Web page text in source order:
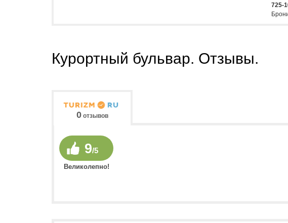
725-
Курортный бульвар. Отзывы.
0отзывов
9/5
Великолепно!